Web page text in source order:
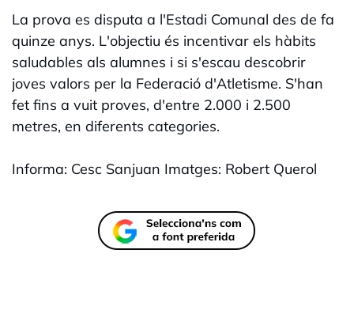
La prova es disputa a l'Estadi Comunal des de fa
quinze anys. L'objectiu és incentivar els hàbits
saludables als alumnes i si s'escau descobrir
joves valors per la Federació d'Atletisme. S'han
fet fins a vuit proves, d'entre 2.000 i 2.500
metres, en diferents categories.
Informa: Cesc Sanjuan Imatges: Robert Querol